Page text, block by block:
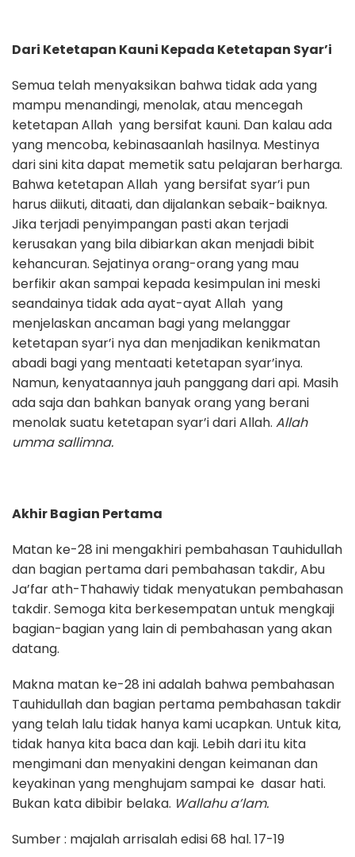
Dari Ketetapan Kauni Kepada Ketetapan Syar’i
Semua telah menyaksikan bahwa tidak ada yang
mampu menandingi, menolak, atau mencegah
ketetapan Allah yang bersifat kauni. Dan kalau ada
yang mencoba, kebinasaanlah hasilnya. Mestinya
dari sini kita dapat memetik satu pelajaran berharga.
Bahwa ketetapan Allah yang bersifat syar’i pun
harus diikuti, ditaati, dan dijalankan sebaik-baiknya.
Jika terjadi penyimpangan pasti akan terjadi
kerusakan yang bila dibiarkan akan menjadi bibit
kehancuran. Sejatinya orang-orang yang mau
berfikir akan sampai kepada kesimpulan ini meski
seandainya tidak ada ayat-ayat Allah yang
menjelaskan ancaman bagi yang melanggar
ketetapan syar’i nya dan menjadikan kenikmatan
abadi bagi yang mentaati ketetapan syar’inya.
Namun, kenyataannya jauh panggang dari api. Masih
ada saja dan bahkan banyak orang yang berani
menolak suatu ketetapan syar’i dari Allah. Allah
umma sallimna.
Akhir Bagian Pertama
Matan ke-28 ini mengakhiri pembahasan Tauhidullah
dan bagian pertama dari pembahasan takdir, Abu
Ja’far ath-Thahawiy tidak menyatukan pembahasan
takdir. Semoga kita berkesempatan untuk mengkaji
bagian-bagian yang lain di pembahasan yang akan
datang.
Makna matan ke-28 ini adalah bahwa pembahasan
Tauhidullah dan bagian pertama pembahasan takdir
yang telah lalu tidak hanya kami ucapkan. Untuk kita,
tidak hanya kita baca dan kaji. Lebih dari itu kita
mengimani dan menyakini dengan keimanan dan
keyakinan yang menghujam sampai ke dasar hati.
Bukan kata dibibir belaka. Wallahu a’lam.
Sumber : majalah arrisalah edisi 68 hal. 17-19